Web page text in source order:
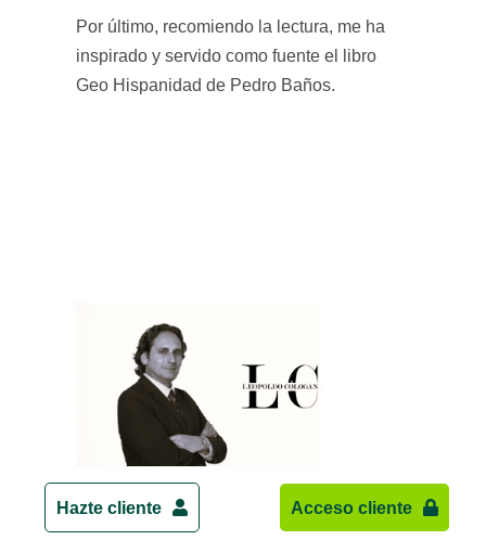
Por último, recomiendo la lectura, me ha
inspirado y servido como fuente el libro
Geo Hispanidad de Pedro Baños.
Temática: Legislación
Hazte cliente Acceso cliente